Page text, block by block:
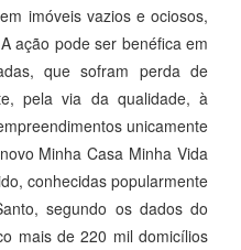
imóveis vazios e ociosos,
ação pode ser benéfica em
que sofram perda de
pela via da qualidade, à
unicamente
Minha Casa Minha Vida
conhecidas popularmente
segundo os dados do
mais de 220 mil domicílios